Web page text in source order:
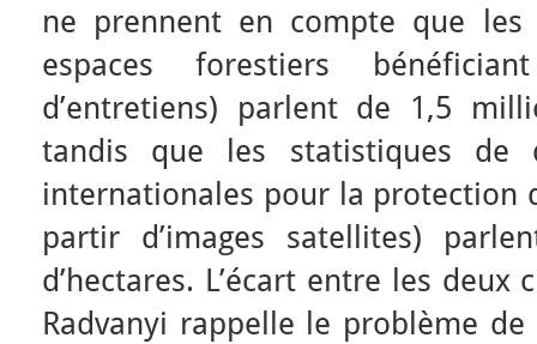
ne prennent en compte que les
espaces forestiers
d’entretiens) parlent de 1,5
tandis que les statistiques de
internationales pour la protection
partir d’images satellites)
d’hectares. L’écart entre les deux
Radvanyi rappelle le problème